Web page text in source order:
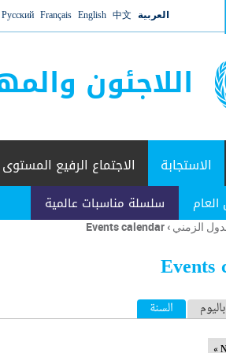
العربية 中文
English
Français
Русский
اللاجئون
الاستجابة
العام سلسلة مناسبات عالمية
الاجتماع الرفيع المستوى
الزمني ›
Events calendar
Events
باليوم السنة (علامة التبويب النشطة)